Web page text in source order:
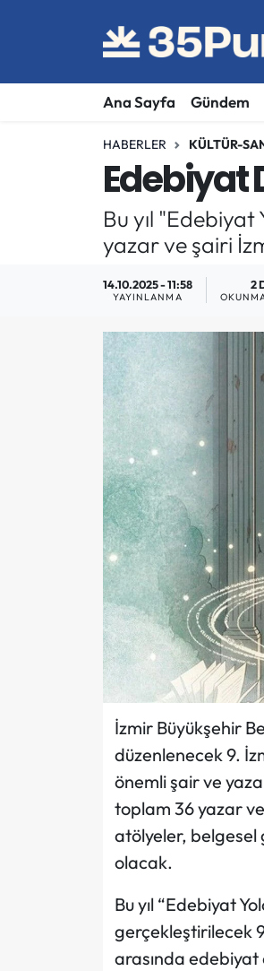
Ana Sayfa Gündem
HABERLER KÜLTÜR-
Edebiyat
Bu yıl
yazar ve şairi
14.10.2025 - 11:58
YAYINLANMA
2
İzmir Büyükşehir
düzenlenecek 9.
önemli şair ve
toplam 36 yazar
atölyeler,
olacak.
Bu yıl “Edebiyat
gerçekleştirilecek
arasında edebiyat